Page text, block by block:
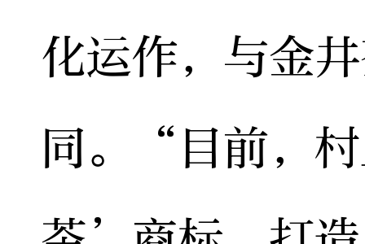
化运作，与金
同。“目前，